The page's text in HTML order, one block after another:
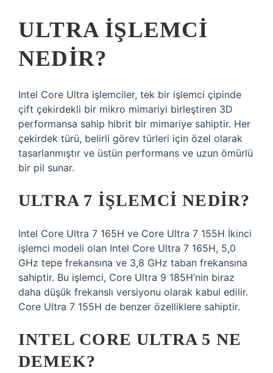
ULTRA IŞLEMCI
NEDIR?
Intel Core Ultra işlemciler, tek bir işlemci çipinde
çift çekirdekli bir mikro mimariyi birleştiren 3D
performansa sahip hibrit bir mimariye sahiptir. Her
çekirdek türü, belirli görev türleri için özel olarak
tasarlanmıştır ve üstün performans ve uzun ömürlü
bir pil sunar.
ULTRA 7 IŞLEMCI NEDIR?
Intel Core Ultra 7 165H ve Core Ultra 7 155H İkinci
işlemci modeli olan Intel Core Ultra 7 165H, 5,0
GHz tepe frekansına ve 3,8 GHz taban frekansına
sahiptir. Bu işlemci, Core Ultra 9 185H’nin biraz
daha düşük frekanslı versiyonu olarak kabul edilir.
Core Ultra 7 155H de benzer özelliklere sahiptir.
INTEL CORE ULTRA 5 NE
DEMEK?